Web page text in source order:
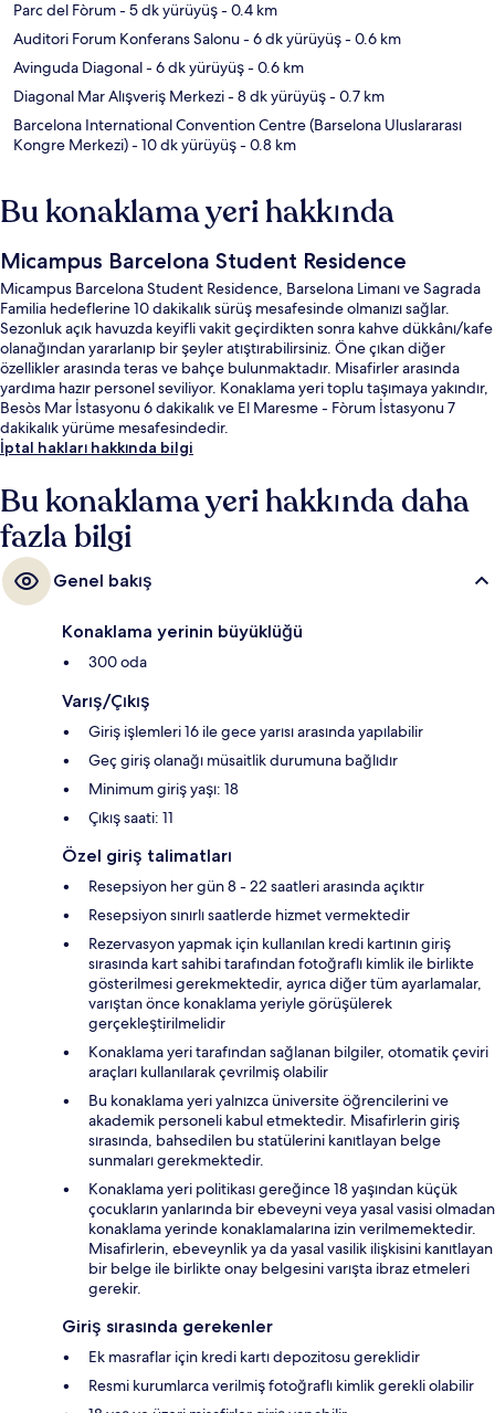
Parc del Fòrum- 5 dk yürüyüş- 0.4 km
Auditori Forum Konferans Salonu- 6 dk yürüyüş- 0.6 km
Avinguda Diagonal- 6 dk yürüyüş- 0.6 km
Diagonal Mar Alışveriş Merkezi- 8 dk yürüyüş- 0.7 km
Barcelona International Convention Centre (Barselona Uluslararası
Kongre Merkezi)- 10 dk yürüyüş- 0.8 km
Bu konaklama yeri hakkında
Micampus Barcelona Student Residence
Micampus Barcelona Student Residence, Barselona Limanı ve Sagrada
Familia hedeflerine 10 dakikalık sürüş mesafesinde olmanızı sağlar.
Sezonluk açık havuzda keyifli vakit geçirdikten sonra kahve dükkânı/kafe
olanağından yararlanıp bir şeyler atıştırabilirsiniz. Öne çıkan diğer
özellikler arasında teras ve bahçe bulunmaktadır. Misafirler arasında
yardıma hazır personel seviliyor. Konaklama yeri toplu taşımaya yakındır,
Besòs Mar İstasyonu 6 dakikalık ve El Maresme - Fòrum İstasyonu 7
dakikalık yürüme mesafesindedir.
İptal hakları hakkında bilgi
Bu konaklama yeri hakkında daha
fazla bilgi
Genel bakış
Konaklama yerinin büyüklüğü
300 oda
Varış/Çıkış
Giriş işlemleri 16 ile gece yarısı arasında yapılabilir
Geç giriş olanağı müsaitlik durumuna bağlıdır
Minimum giriş yaşı: 18
Çıkış saati: 11
Özel giriş talimatları
Resepsiyon her gün 8 - 22 saatleri arasında açıktır
Resepsiyon sınırlı saatlerde hizmet vermektedir
Rezervasyon yapmak için kullanılan kredi kartının giriş
sırasında kart sahibi tarafından fotoğraflı kimlik ile birlikte
gösterilmesi gerekmektedir, ayrıca diğer tüm ayarlamalar,
varıştan önce konaklama yeriyle görüşülerek
gerçekleştirilmelidir
Konaklama yeri tarafından sağlanan bilgiler, otomatik çeviri
araçları kullanılarak çevrilmiş olabilir
Bu konaklama yeri yalnızca üniversite öğrencilerini ve
akademik personeli kabul etmektedir. Misafirlerin giriş
sırasında, bahsedilen bu statülerini kanıtlayan belge
sunmaları gerekmektedir.
Konaklama yeri politikası gereğince 18 yaşından küçük
çocukların yanlarında bir ebeveyni veya yasal vasisi olmadan
konaklama yerinde konaklamalarına izin verilmemektedir.
Misafirlerin, ebeveynlik ya da yasal vasilik ilişkisini kanıtlayan
bir belge ile birlikte onay belgesini varışta ibraz etmeleri
gerekir.
Giriş sırasında gerekenler
Ek masraflar için kredi kartı depozitosu gereklidir
Resmi kurumlarca verilmiş fotoğraflı kimlik gerekli olabilir